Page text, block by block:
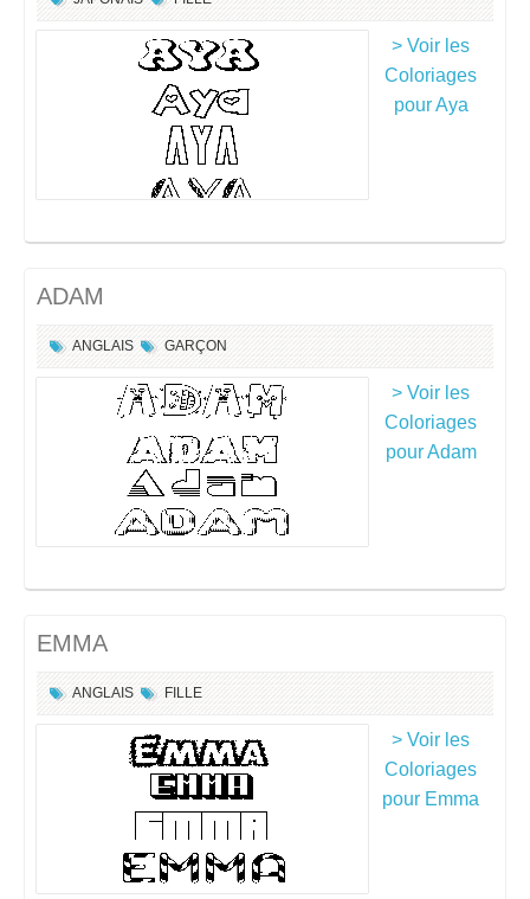
> Voir les
Coloriages
pour Aya
ADAM
ANGLAIS GARÇON
> Voir les
Coloriages
pour Adam
EMMA
ANGLAIS FILLE
> Voir les
Coloriages
pour Emma